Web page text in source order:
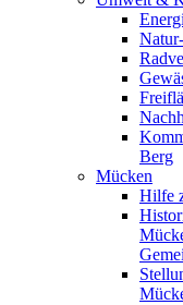
Berg
Mücken
Hilfe